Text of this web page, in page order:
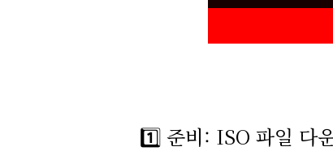
1️⃣ 준비: ISO 파일 다